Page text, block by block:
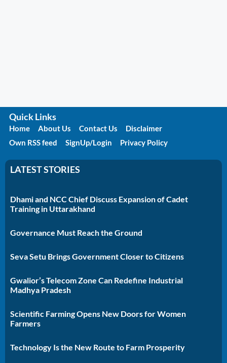
Quick Links
Home About Us Contact Us
Disclaimer
Own RSS feed
SignUp/Login Privacy Policy
LATEST STORIES
Dhami and NCC Chief Discuss Expansion of Cadet
Training in Uttarakhand
Governance Must Reach the Ground
Seva Setu Brings Government Closer to Citizens
Gwalior’s Telecom Zone Can Redefine Industrial
Madhya Pradesh
Scientific Farming Opens New Doors for Women
Farmers
Technology Is the New Route to Farm Prosperity